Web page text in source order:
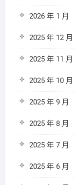
2026 年 1 月
2025 年 12 月
2025 年 11 月
2025 年 10 月
2025 年 9 月
2025 年 8 月
2025 年 7 月
2025 年 6 月